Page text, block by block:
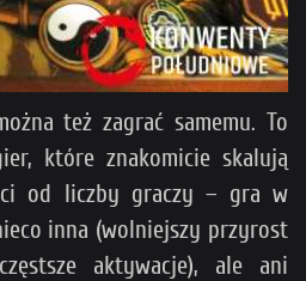
też zagrać samemu. To
które znakomicie skalują
od liczby graczy – gra w
inna (wolniejszy przyrost
aktywacje), ale ani